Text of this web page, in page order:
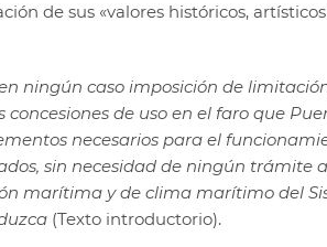
de sus «valores históricos,
ningún caso imposición de
de uso en el faro que
necesarios para el
sin necesidad de ningún trámite
marítima y de clima marítimo del
(Texto introductorio).